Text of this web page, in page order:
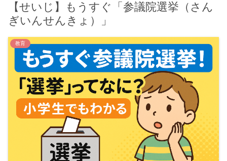
【せいじ】もうすぐ「参議院選挙（さん
ぎいんせんきょ）」
教育